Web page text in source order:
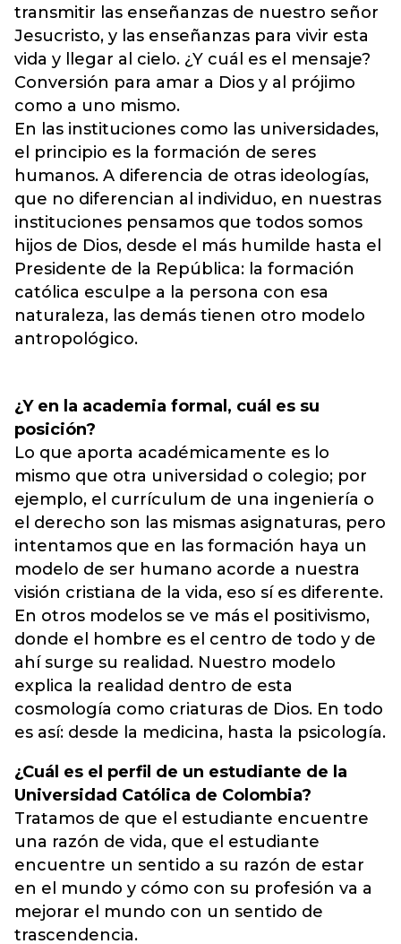
transmitir las enseñanzas de nuestro señor
Jesucristo, y las enseñanzas para vivir esta
vida y llegar al cielo. ¿Y cuál es el mensaje?
Conversión para amar a Dios y al prójimo
como a uno mismo.
En las instituciones como las universidades,
el principio es la formación de seres
humanos. A diferencia de otras ideologías,
que no diferencian al individuo, en nuestras
instituciones pensamos que todos somos
hijos de Dios, desde el más humilde hasta el
Presidente de la República: la formación
católica esculpe a la persona con esa
naturaleza, las demás tienen otro modelo
antropológico.
¿Y en la academia formal, cuál es su
posición?
Lo que aporta académicamente es lo
mismo que otra universidad o colegio; por
ejemplo, el currículum de una ingeniería o
el derecho son las mismas asignaturas, pero
intentamos que en las formación haya un
modelo de ser humano acorde a nuestra
visión cristiana de la vida, eso sí es diferente.
En otros modelos se ve más el positivismo,
donde el hombre es el centro de todo y de
ahí surge su realidad. Nuestro modelo
explica la realidad dentro de esta
cosmología como criaturas de Dios. En todo
es así: desde la medicina, hasta la psicología.
¿Cuál es el perfil de un estudiante de la
Universidad Católica de Colombia?
Tratamos de que el estudiante encuentre
una razón de vida, que el estudiante
encuentre un sentido a su razón de estar
en el mundo y cómo con su profesión va a
mejorar el mundo con un sentido de
trascendencia.